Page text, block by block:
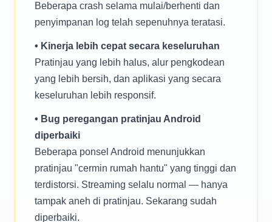
Beberapa crash selama mulai/berhenti dan
penyimpanan log telah sepenuhnya teratasi.
• Kinerja lebih cepat secara keseluruhan
Pratinjau yang lebih halus, alur pengkodean
yang lebih bersih, dan aplikasi yang secara
keseluruhan lebih responsif.
• Bug peregangan pratinjau Android
diperbaiki
Beberapa ponsel Android menunjukkan
pratinjau "cermin rumah hantu" yang tinggi dan
terdistorsi. Streaming selalu normal — hanya
tampak aneh di pratinjau. Sekarang sudah
diperbaiki.